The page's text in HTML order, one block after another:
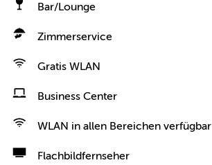
Bar/Lounge
Zimmerservice
Gratis WLAN
Business Center
WLAN in allen Bereichen verfügbar
Flachbildfernseher